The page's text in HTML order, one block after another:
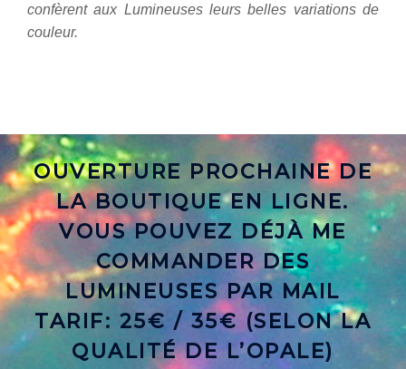
confèrent aux Lumineuses leurs belles variations de
couleur.
OUVERTURE PROCHAINE DE
LA BOUTIQUE EN LIGNE.
VOUS POUVEZ DÉJÀ ME
COMMANDER DES
LUMINEUSES PAR MAIL
TARIF: 25€ / 35€ (SELON LA
QUALITÉ DE L’OPALE)